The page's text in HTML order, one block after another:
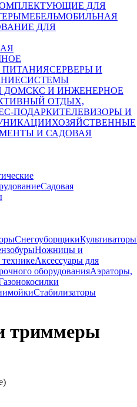
ДЛЯ
МЕБЕЛЬМОБИЛЬНАЯ
ДЛЯ
ПИТАНИЯСЕРВЕРЫ И
СИСТЕМЫ
ДОМСКС И ИНЖЕНЕРНОЕ
ОТДЫХ,
ПОДАРКИТЕЛЕВИЗОРЫ И
ХОЗЯЙСТВЕННЫЕ
И САДОВАЯ
Садовая
СнегоуборщикиКультиваторы
Ножницы и
Аксессуары для
оборудованияАэраторы,
Стабилизаторы
триммеры